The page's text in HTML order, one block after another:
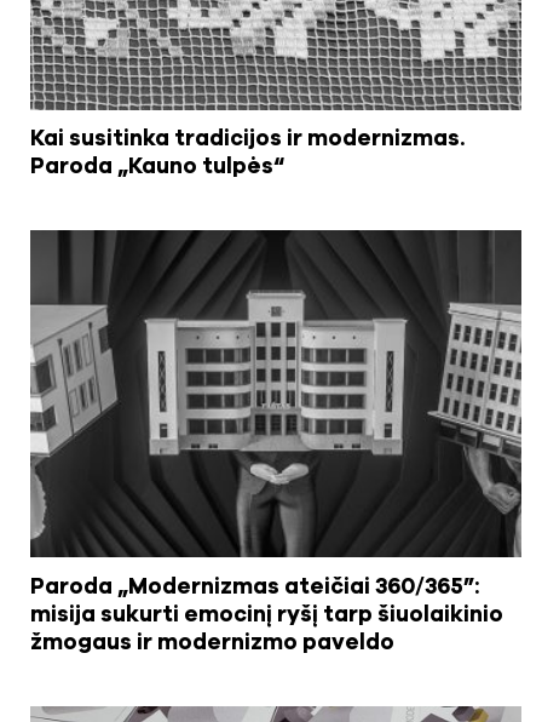
Kai susitinka tradicijos ir modernizmas.
Paroda „Kauno tulpės“
Paroda „Modernizmas ateičiai 360/365”:
misija sukurti emocinį ryšį tarp šiuolaikinio
žmogaus ir modernizmo paveldo